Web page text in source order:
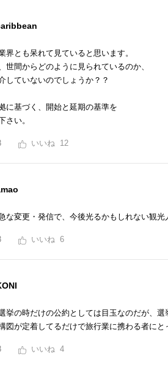
界とも呆れて見ていると思います。
世間からどのように見られているのか、
していないのでしょうか？？
に基づく、開始と延期の基準を
さい。
12
な変更・発信で、今後光るかもしれない観光
6
挙の時だけの公約としては目玉なのだが、
図が定着してるだけで旅行業に携わる者にと
4